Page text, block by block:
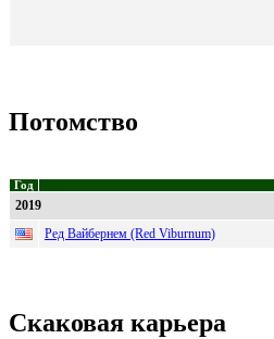
Потомство
Год
2019
Ред Вайбернем (Red Viburnum)
Скаковая карьера